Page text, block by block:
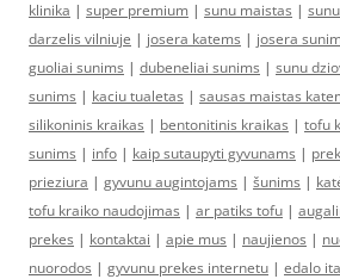
klinika | super premium | sunu maistas |
darzelis vilniuje | josera katems | josera
guoliai sunims | dubeneliai sunims | sunu
sunims | kaciu tualetas | sausas maistas
silikoninis kraikas | bentonitinis kraikas | tofu
sunims | info | kaip sutaupyti gyvunams |
prieziura | gyvunu augintojams | šunims |
tofu kraiko naudojimas | ar patiks tofu |
prekes | kontaktai | apie mus | naujienos |
nuorodos | gyvunu prekes internetu | edalo